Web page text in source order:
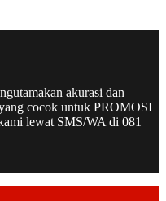
akurasi dan
cocok untuk PROMOSI
lewat SMS/WA di 081